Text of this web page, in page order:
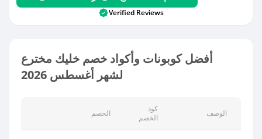
Verified Reviews
أفضل كوبونات وأكواد خصم خليك مخترع
لشهر أغسطس 2026
الخصم
كود
الخصم
الوصف